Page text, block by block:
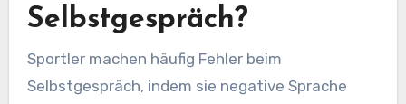
Selbstgespräch?
Sportler machen häufig Fehler beim
Selbstgespräch, indem sie negative Sprache